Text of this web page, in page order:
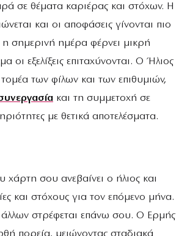
σε θέματα καριέρας και στόχων. Η
και οι αποφάσεις γίνονται πιο
η σημερινή ημέρα φέρνει μικρή
οι εξελίξεις επιταχύνονται. Ο Ήλιος
τομέα των φίλων και των επιθυμιών,
και τη συμμετοχή σε
με θετικά αποτελέσματα.
χάρτη σου ανεβαίνει ο ήλιος και
και στόχους για τον επόμενο μήνα.
στρέφεται επάνω σου. Ο Ερμής